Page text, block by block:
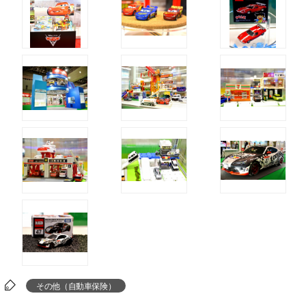
その他（自動車保険）